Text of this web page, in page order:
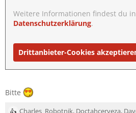
Weitere Informationen findest du
Datenschutzerklärung.
Drittanbieter-Cookies
Bitte
Charles_Robotnik, Doctahcerveza,